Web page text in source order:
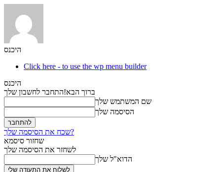
היכנס
Click here - to use the wp menu builder
היכנס
ברוך הבא!התחבר לחשבון שלך
שם המשתמש שלך
הסיסמה שלך
שכח את הסיסמה שלך?
שחזור סיסמא
לשחזר את הסיסמה שלך
הדוא"ל שלך